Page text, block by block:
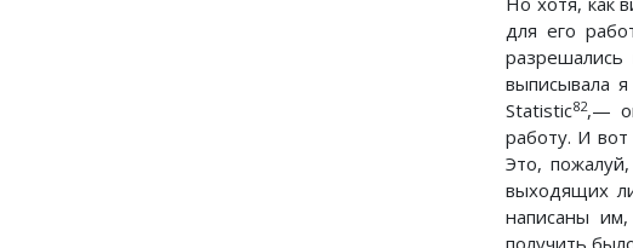
для его
выписывала
Statistic82,—
работу. И
Это,
выходящих
написаны